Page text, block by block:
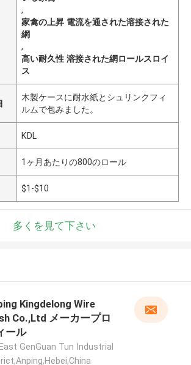
,
家禽の上昇 電流を通された溶接された
網
,
高い耐久性 溶接された網ロールスロイ
ス
木製ケースに耐水紙とシュリンクフィ
ルムで包みました。
KDL
1ヶ月あたりの800のロール
$1-$10
多くを見て下さい
Kingdelong Wire
Co.,Ltd メーカープロ
ール
East GenGuan Tun Industrial